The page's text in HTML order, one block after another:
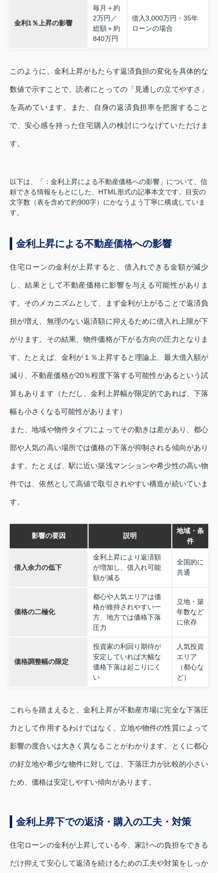
金利1％上昇の影響
毎月＋約
2万円／
総額＋約
840万円
借入3,000万円・35年
ローンの場合
このように、金利上昇がもたらす返済負担の変化を具体的な
数値で示すことで、読者にとっての「見通しの立てやすさ」
を高めています。また、自身の返済負担率を把握すること
で、安心感を持った住宅購入の検討につなげていただけま
す。
以下は、「：金利上昇による不動産価格への影響」について、信
頼できる情報をもとにした、HTML形式の記事本文です。目安の
文字数（表を含めて約900字）にかなうよう丁寧に構成していま
す。
金利上昇による不動産価格への影響
住宅ローンの金利が上昇すると、借入れできる金額が減少
し、結果として不動産価格に影響を与える可能性がありま
す。そのメカニズムとして、まず金利が上がることで返済負
担が増え、無理のない返済額に抑えるために借入れ上限が下
がります。その結果、物件価格が下がる方向の圧力となりま
す。たとえば、金利が１％上昇すると理論上、最大借入額が
減り、不動産価格が20％程度下落する可能性があるという試
算もあります（ただし、金利上昇幅が限定的であれば、下落
幅も小さくなる可能性があります）
また、地域や物件タイプによってその動きは差があり、都心
部や人気の高い場所では価格の下落が抑制される傾向があり
ます。たとえば、駅に近い築浅マンションや希少性の高い物
件では、依然として高値で取引されやすい構造が続いていま
す。
影響の要因 説明
地域・条
件
借入余力の低下
金利上昇により返済額
が増加し、借入れ可能
額が減る
全国的に
共通
価格の二極化
都心や人気エリアは価
格が維持されやすい一
方、地方では価格下落
圧力
立地・築
年数など
に依存
価格調整幅の限定
投資家の利回り期待が
安定していれば大幅な
価格下落は起こりにく
い
人気投資
エリア
（都心な
ど）
これらを踏まえると、金利上昇が不動産市場に完全な下落圧
力として作用するわけではなく、立地や物件の性質によって
影響の度合いは大きく異なることがわかります。とくに都心
の好立地や希少な物件に対しては、下落圧力が比較的小さい
ため、価格は安定しやすい傾向があります。
金利上昇下での返済・購入の工夫・対策
住宅ローンの金利が上昇している今、家計への負担をできる
だけ抑えて安心して返済を続けるための工夫や対策をしっか